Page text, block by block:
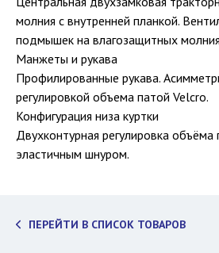
молния с внутренней планкой.
подмышек на влагозащитных
Манжеты и рукава
Профилированные рукава.
регулировкой объема патой Velcro.
Конфигурация низа куртки
Двухконтурная регулировка объёма
эластичным шнуром.
ПЕРЕЙТИ В СПИСОК ТОВАРОВ